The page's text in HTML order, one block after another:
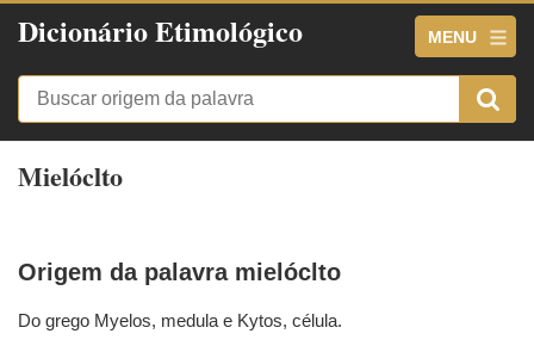
Dicionário Etimológico MENU
Mielóclto
Origem da palavra mielóclto
Do grego Myelos, medula e Kytos, célula.